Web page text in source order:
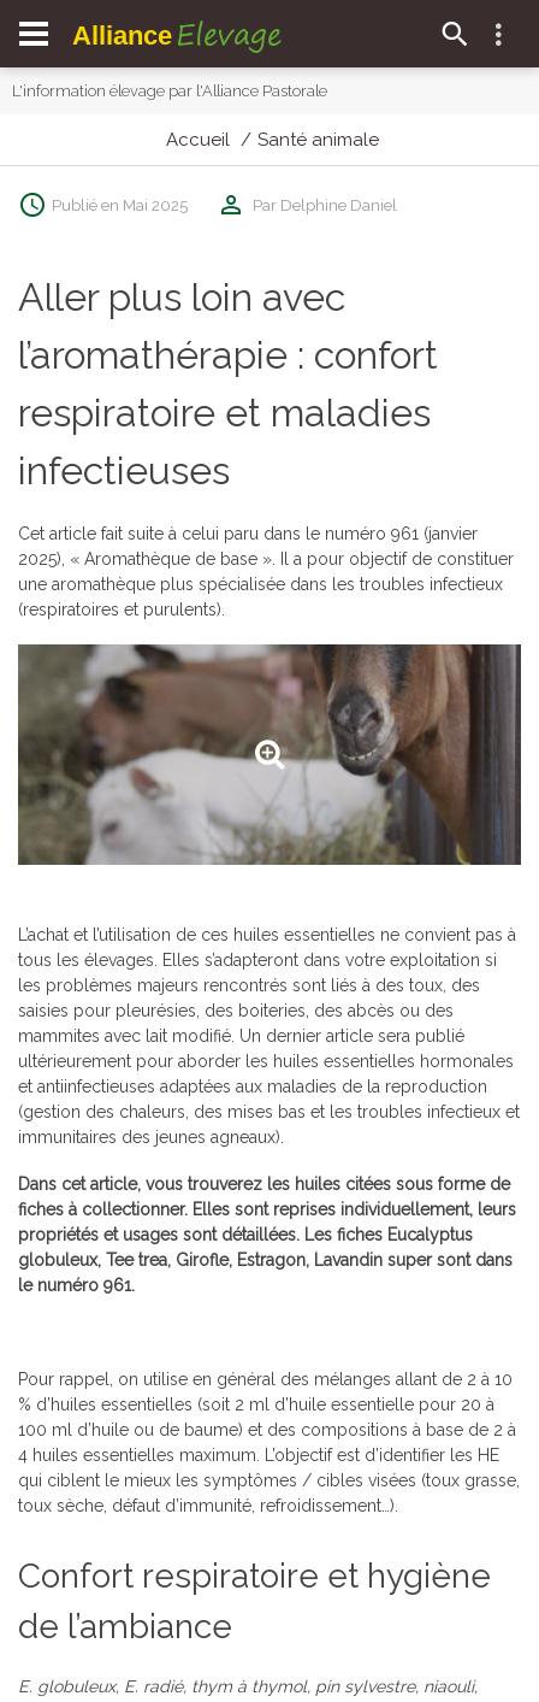
Alliance Elevage
L'information élevage par l'Alliance Pastorale
Accueil Santé animale
Publié en Mai 2025 Par Delphine Daniel
Aller plus loin avec
l’aromathérapie : confort
respiratoire et maladies
infectieuses
Cet article fait suite à celui paru dans le numéro 961 (janvier
2025), « Aromathèque de base ». Il a pour objectif de constituer
une aromathèque plus spécialisée dans les troubles infectieux
(respiratoires et purulents).
L’achat et l’utilisation de ces huiles essentielles ne convient pas à
tous les élevages. Elles s’adapteront dans votre exploitation si
les problèmes majeurs rencontrés sont liés à des toux, des
saisies pour pleurésies, des boiteries, des abcès ou des
mammites avec lait modifié. Un dernier article sera publié
ultérieurement pour aborder les huiles essentielles hormonales
et antiinfectieuses adaptées aux maladies de la reproduction
(gestion des chaleurs, des mises bas et les troubles infectieux et
immunitaires des jeunes agneaux).
Dans cet article, vous trouverez les huiles citées sous forme de
fiches à collectionner. Elles sont reprises individuellement, leurs
propriétés et usages sont détaillées. Les fiches Eucalyptus
globuleux, Tee trea, Girofle, Estragon, Lavandin super sont dans
le numéro 961.
Pour rappel, on utilise en général des mélanges allant de 2 à 10
% d’huiles essentielles (soit 2 ml d’huile essentielle pour 20 à
100 ml d’huile ou de baume) et des compositions à base de 2 à
4 huiles essentielles maximum. L’objectif est d’identifier les HE
qui ciblent le mieux les symptômes / cibles visées (toux grasse,
toux sèche, défaut d’immunité, refroidissement…).
Confort respiratoire et hygiène
de l’ambiance
E. globuleux, E. radié, thym à thymol, pin sylvestre, niaouli,